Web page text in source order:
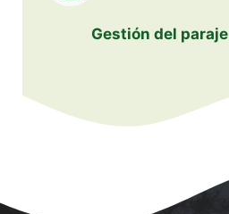
Gestión del paraje